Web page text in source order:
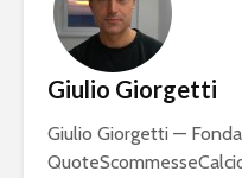
Giulio Giorgetti
Giulio Giorgetti —